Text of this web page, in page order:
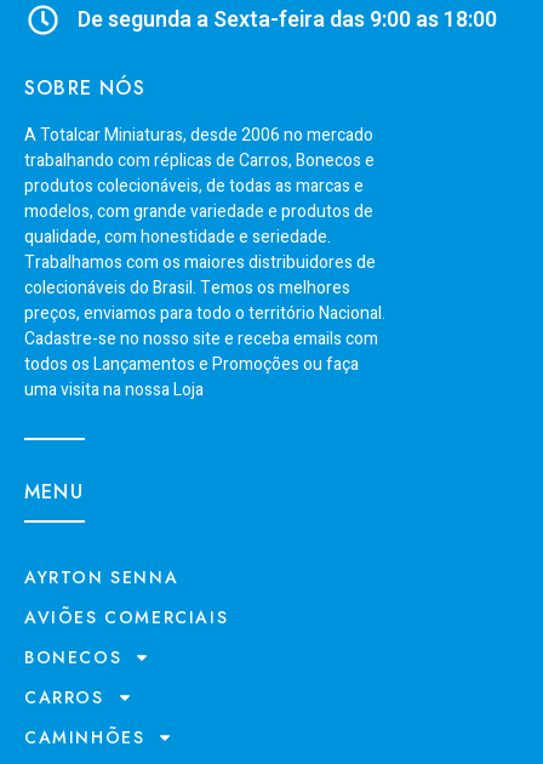
De segunda a Sexta-feira das 9:00 as 18:00
SOBRE NÓS
A Totalcar Miniaturas, desde 2006 no mercado
trabalhando com réplicas de Carros, Bonecos e
produtos colecionáveis, de todas as marcas e
modelos, com grande variedade e produtos de
qualidade, com honestidade e seriedade.
Trabalhamos com os maiores distribuidores de
colecionáveis do Brasil. Temos os melhores
preços, enviamos para todo o território Nacional.
Cadastre-se no nosso site e receba emails com
todos os Lançamentos e Promoções ou faça
uma visita na nossa Loja
MENU
AYRTON SENNA
AVIÕES COMERCIAIS
BONECOS
CARROS
CAMINHÕES